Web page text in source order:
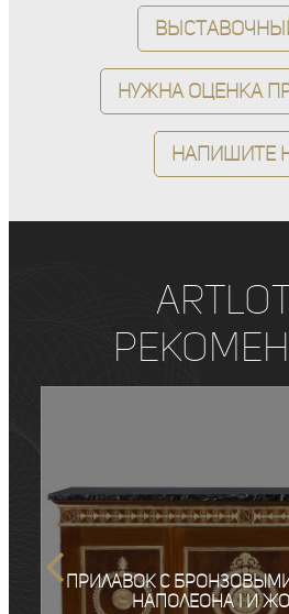
Нужна оценка
Напишите
Прилавок с
Наполеона I и